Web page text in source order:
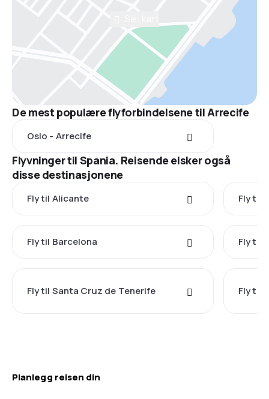
De mest populære flyforbindelsene til Arrecife
Oslo - Arrecife
Flyvninger til Spania. Reisende elsker også
disse destinasjonene
Fly til Alicante Fly til
Fly til Barcelona Fly til
Fly til Santa Cruz de Tenerife Fly til
Planlegg reisen din